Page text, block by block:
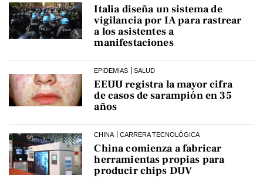
Italia diseña un sistema de
vigilancia por IA para rastrear
a los asistentes a
manifestaciones
EPIDEMIAS SALUD
EEUU registra la mayor cifra
de casos de sarampión en 35
años
CHINA CARRERA TECNOLÓGICA
China comienza a fabricar
herramientas propias para
producir chips DUV